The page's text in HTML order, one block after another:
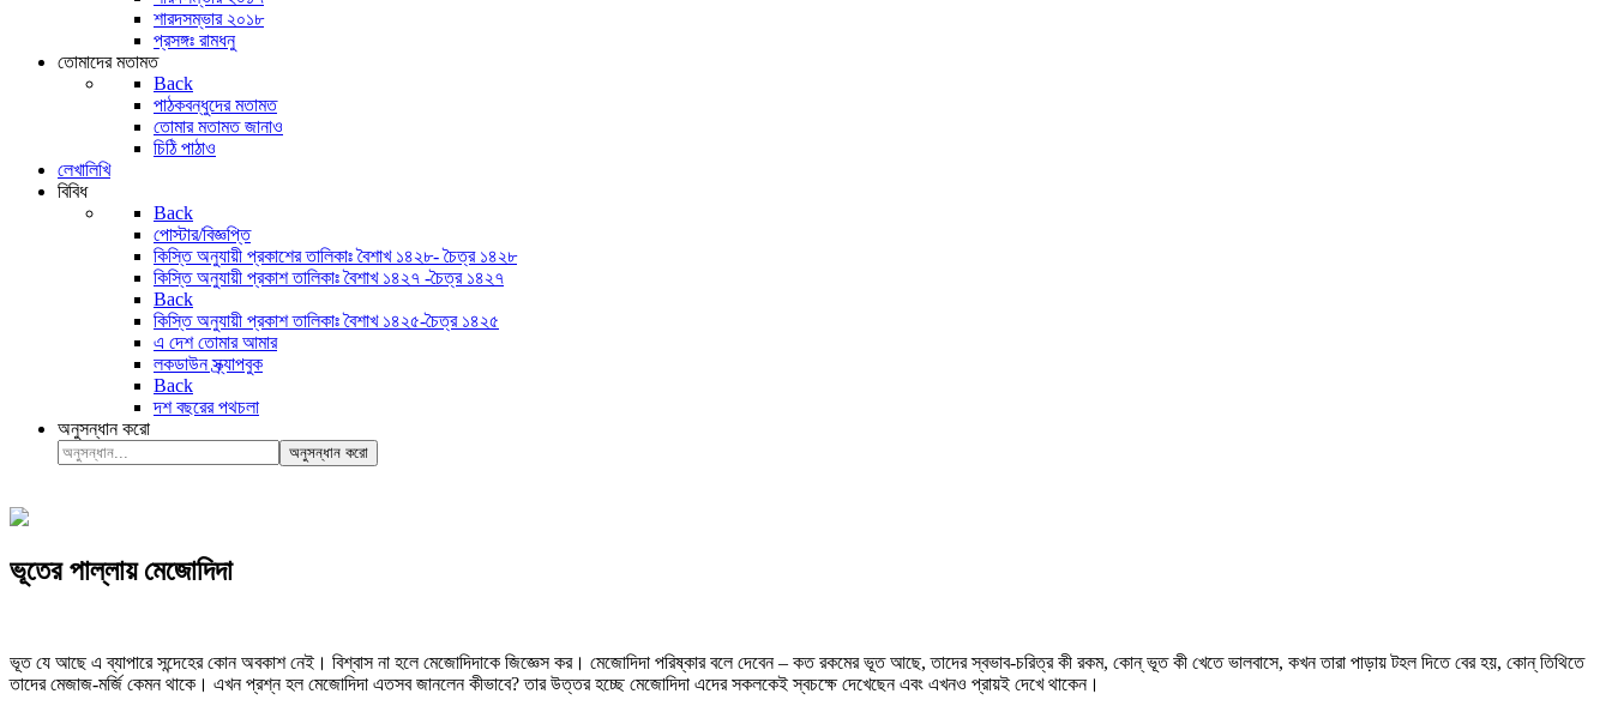
শারদসম্ভার ২০১৮
প্রসঙ্গঃ রামধনু
তোমাদের মতামত
Back
পাঠকবন্ধুদের মতামত
তোমার মতামত জানাও
চিঠি পাঠাও
লেখালিখি
বিবিধ
Back
পোস্টার/বিজ্ঞপ্তি
কিস্তি অনুযায়ী প্রকাশের তালিকাঃ বৈশাখ ১৪২৮- চৈত্র ১৪২৮
কিস্তি অনুযায়ী প্রকাশ তালিকাঃ বৈশাখ ১৪২৭ -চৈত্র ১৪২৭
Back
কিস্তি অনুযায়ী প্রকাশ তালিকাঃ বৈশাখ ১৪২৫-চৈত্র ১৪২৫
এ দেশ তোমার আমার
লকডাউন স্ক্র্যাপবুক
Back
দশ বছরের পথচলা
অনুসন্ধান করো
অনুসন্ধান করো
ভূতের পাল্লায় মেজোদিদা
ভূত যে আছে এ ব্যাপারে সন্দেহের কোন অবকাশ নেই। বিশ্বাস না হলে মেজোদিদাকে জিজ্ঞেস কর। মেজোদিদা পরিষ্কার বলে দেবেন – কত রকমের ভূত আছে, তাদের স্বভাব-চরিত্র কী রকম, কোন্ ভূত কী খেতে ভালবাসে, কখন তারা পাড়ায় টহল দিতে বের হয়, কোন্ তিথিতে
তাদের মেজাজ-মর্জি কেমন থাকে। এখন প্রশ্ন হল মেজোদিদা এতসব জানলেন কীভাবে? তার উত্তর হচ্ছে মেজোদিদা এদের সকলকেই স্বচক্ষে দেখেছেন এবং এখনও প্রায়ই দেখে থাকেন।